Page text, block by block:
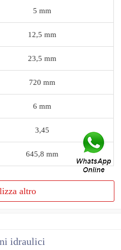
5 mm
12,5 mm
23,5 mm
720 mm
6 mm
3,45
645,8 mm
altro
idraulici